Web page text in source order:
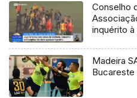
Conselho
inquérito
Madeira
Bucareste